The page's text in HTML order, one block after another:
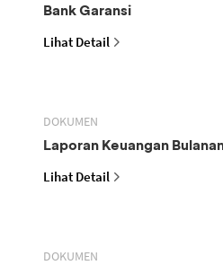
Bank Garansi
Lihat Detail
DOKUMEN
Laporan Keuangan
Lihat Detail
DOKUMEN